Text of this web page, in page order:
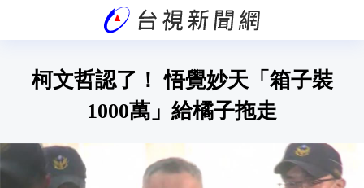
柯文哲認了！ 悟覺妙天「箱子裝
1000萬」給橘子拖走